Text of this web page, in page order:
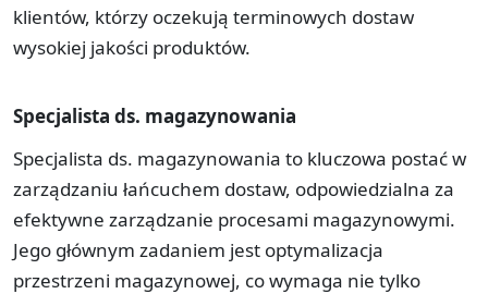
klientów, którzy oczekują terminowych dostaw
wysokiej jakości produktów.
Specjalista ds. magazynowania
Specjalista ds. magazynowania to kluczowa postać w
zarządzaniu łańcuchem dostaw, odpowiedzialna za
efektywne zarządzanie procesami magazynowymi.
Jego głównym zadaniem jest optymalizacja
przestrzeni magazynowej, co wymaga nie tylko